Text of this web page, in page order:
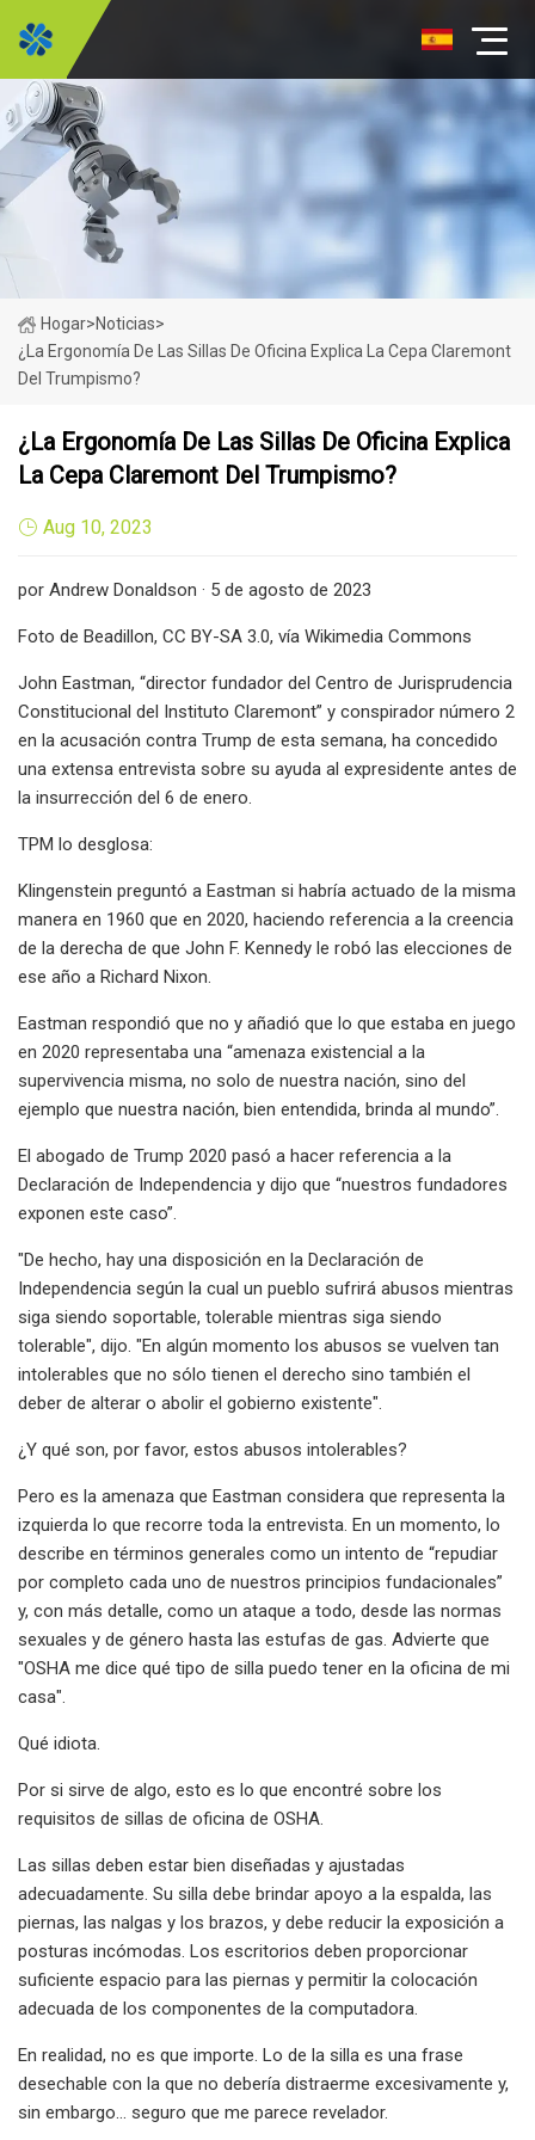
Hogar>Noticias>
¿La Ergonomía De Las Sillas De Oficina Explica La Cepa Claremont
Del Trumpismo?
¿La Ergonomía De Las Sillas De Oficina Explica
La Cepa Claremont Del Trumpismo?
Aug 10, 2023
por Andrew Donaldson · 5 de agosto de 2023
Foto de Beadillon, CC BY-SA 3.0, vía Wikimedia Commons
John Eastman, “director fundador del Centro de Jurisprudencia
Constitucional del Instituto Claremont” y conspirador número 2
en la acusación contra Trump de esta semana, ha concedido
una extensa entrevista sobre su ayuda al expresidente antes de
la insurrección del 6 de enero.
TPM lo desglosa:
Klingenstein preguntó a Eastman si habría actuado de la misma
manera en 1960 que en 2020, haciendo referencia a la creencia
de la derecha de que John F. Kennedy le robó las elecciones de
ese año a Richard Nixon.
Eastman respondió que no y añadió que lo que estaba en juego
en 2020 representaba una “amenaza existencial a la
supervivencia misma, no solo de nuestra nación, sino del
ejemplo que nuestra nación, bien entendida, brinda al mundo”.
El abogado de Trump 2020 pasó a hacer referencia a la
Declaración de Independencia y dijo que “nuestros fundadores
exponen este caso”.
"De hecho, hay una disposición en la Declaración de
Independencia según la cual un pueblo sufrirá abusos mientras
siga siendo soportable, tolerable mientras siga siendo
tolerable", dijo. "En algún momento los abusos se vuelven tan
intolerables que no sólo tienen el derecho sino también el
deber de alterar o abolir el gobierno existente".
¿Y qué son, por favor, estos abusos intolerables?
Pero es la amenaza que Eastman considera que representa la
izquierda lo que recorre toda la entrevista. En un momento, lo
describe en términos generales como un intento de “repudiar
por completo cada uno de nuestros principios fundacionales”
y, con más detalle, como un ataque a todo, desde las normas
sexuales y de género hasta las estufas de gas. Advierte que
"OSHA me dice qué tipo de silla puedo tener en la oficina de mi
casa".
Qué idiota.
Por si sirve de algo, esto es lo que encontré sobre los
requisitos de sillas de oficina de OSHA.
Las sillas deben estar bien diseñadas y ajustadas
adecuadamente. Su silla debe brindar apoyo a la espalda, las
piernas, las nalgas y los brazos, y debe reducir la exposición a
posturas incómodas. Los escritorios deben proporcionar
suficiente espacio para las piernas y permitir la colocación
adecuada de los componentes de la computadora.
En realidad, no es que importe. Lo de la silla es una frase
desechable con la que no debería distraerme excesivamente y,
sin embargo... seguro que me parece revelador.